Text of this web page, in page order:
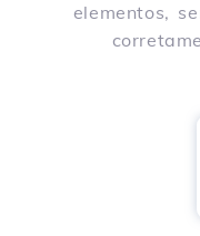
elementos,